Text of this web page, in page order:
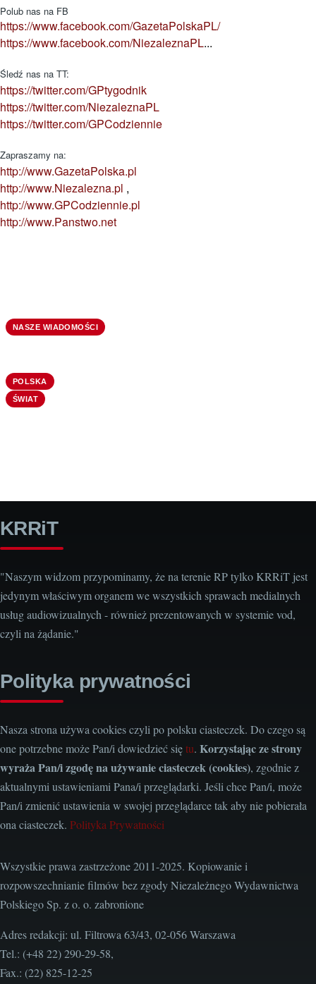
Polub nas na FB
https://www.facebook.com/GazetaPolskaPL/
https://www.facebook.com/NiezaleznaPL...
Śledź nas na TT:
https://twitter.com/GPtygodnik
https://twitter.com/NiezaleznaPL
https://twitter.com/GPCodziennie
Zapraszamy na:
http://www.GazetaPolska.pl
http://www.Niezalezna.pl ,
http://www.GPCodziennie.pl
http://www.Panstwo.net
NASZE WIADOMOŚCI
POLSKA
ŚWIAT
KRRiT
"Naszym widzom przypominamy, że na terenie RP tylko KRRiT jest
jedynym właściwym organem we wszystkich sprawach medialnych
usług audiowizualnych - również prezentowanych w systemie vod,
czyli na żądanie."
Polityka prywatności
Nasza strona używa cookies czyli po polsku ciasteczek. Do czego są
one potrzebne może Pan/i dowiedzieć siętu. Korzystając ze strony
wyraża Pan/i zgodę na używanie ciasteczek (cookies), zgodnie z
aktualnymi ustawieniami Pana/i przeglądarki. Jeśli chce Pan/i, może
Pan/i zmienić ustawienia w swojej przeglądarce tak aby nie pobierała
ona ciasteczek. Polityka Prywatności
Wszystkie prawa zastrzeżone 2011-2025. Kopiowanie i
rozpowszechnianie filmów bez zgody Niezależnego Wydawnictwa
Polskiego Sp. z o. o. zabronione
Adres redakcji: ul. Filtrowa 63/43, 02-056 Warszawa
Tel.: (+48 22) 290-29-58,
Fax.: (22) 825-12-25